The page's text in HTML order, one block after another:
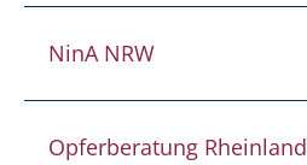
NinA NRW
Opferberatung Rheinland